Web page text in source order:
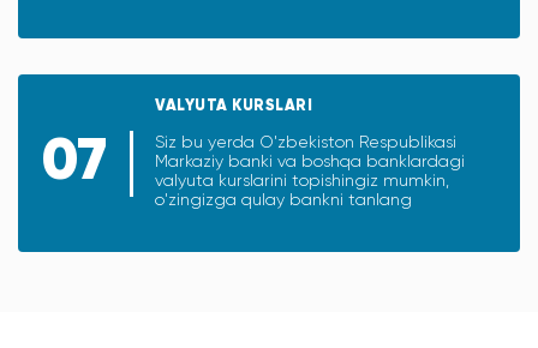
07
VALYUTA KURSLARI
Siz bu yerda O'zbekiston Respublikasi
Markaziy banki va boshqa banklardagi
valyuta kurslarini topishingiz mumkin,
o'zingizga qulay bankni tanlang